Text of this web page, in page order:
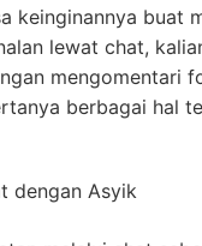
keinginannya buat
lewat chat,
mengomentari
berbagai hal
dengan Asyik